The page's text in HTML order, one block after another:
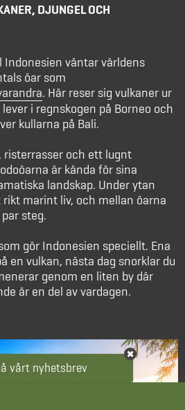
DJUNGEL OCH
Indonesien väntar världens
öar som
. Här reser sig vulkaner ur
i regnskogen på Borneo och
kullarna på Bali.
risterrasser och ett lugnt
är kända för sina
landskap. Under ytan
marint liv, och mellan öarna
steg.
gör Indonesien speciellt. Ena
en vulkan, nästa dag snorklar du
genom en liten by där
är en del av vardagen.
vårt nyhetsbrev